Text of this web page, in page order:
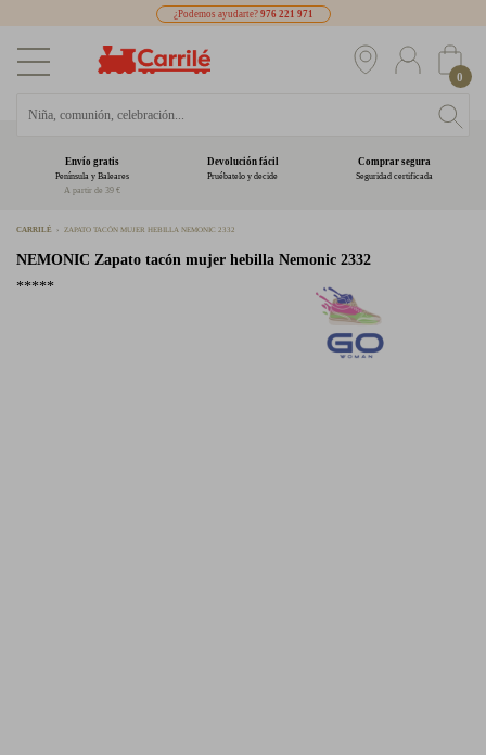
¿Podemos ayudarte? 976 221 971
0
Envío gratis
Península y Baleares
A partir de 39 €
Devolución fácil
Pruébatelo y decide
Comprar segura
Seguridad certificada
CARRILÉ ZAPATO TACÓN MUJER HEBILLA NEMONIC 2332
NEMONIC Zapato tacón mujer hebilla Nemonic 2332
*****